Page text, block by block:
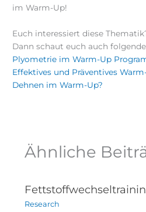
im Warm-Up!
Euch interessiert diese
Dann schaut euch auch
Plyometrie im Warm-Up
Effektives und Präventives
Dehnen im Warm-Up?
Ähnliche
Research